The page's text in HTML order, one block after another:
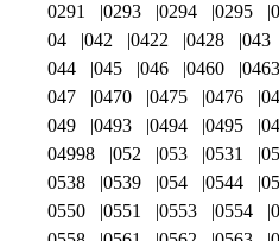
0291
0293 0294 0295
04
042 0422 0428 043
044
045 046 0460 0463
047
0470 0475 0476
049
0493 0494 0495
04998
052 053 0531
0538
0539 054 0544
0550
0551 0553 0554